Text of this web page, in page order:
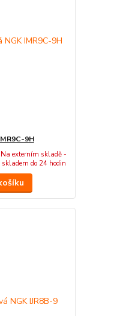
9H
Na externím skladě -
skladem do 24 hodin